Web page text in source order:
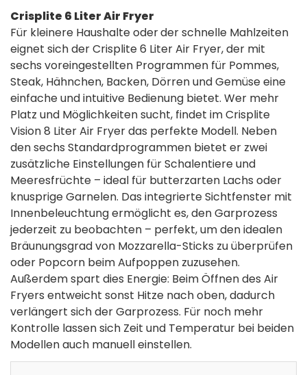
Crisplite 6 Liter Air Fryer
Für kleinere Haushalte oderder schnelle Mahlzeiten
eignet sich der Crisplite 6 Liter Air Fryer, der mit
sechs voreingestellten Programmen für Pommes,
Steak, Hähnchen, Backen, Dörren und Gemüse eine
einfache und intuitive Bedienung bietet. Wer mehr
Platz und Möglichkeiten sucht, findet im Crisplite
Vision 8 Liter Air Fryer das perfekte Modell. Neben
den sechs Standardprogrammen bietet er zwei
zusätzliche Einstellungen für Schalentiere und
Meeresfrüchte – ideal für butterzarten Lachs oder
knusprige Garnelen. Das integrierte Sichtfenster mit
Innenbeleuchtung ermöglicht es, den Garprozess
jederzeit zu beobachten – perfekt, um den idealen
Bräunungsgrad von Mozzarella-Sticks zu überprüfen
oder Popcorn beim Aufpoppen zuzusehen.
Außerdem spart dies Energie: Beim Öffnen des Air
Fryers entweicht sonst Hitze nach oben, dadurch
verlängert sich der Garprozess. Für noch mehr
Kontrolle lassen sich Zeit und Temperatur bei beiden
Modellen auch manuell einstellen.